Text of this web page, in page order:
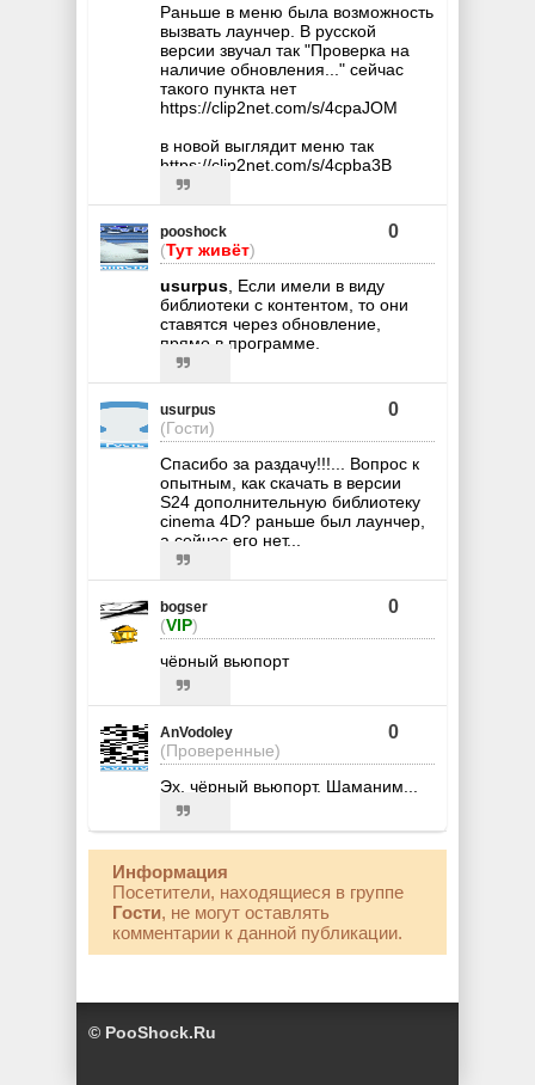
Раньше в меню была возможность
вызвать лаунчер. В русской
версии звучал так "Проверка на
наличие обновления..." сейчас
такого пункта нет
https://clip2net.com/s/4cpaJOM
в новой выглядит меню так
https://clip2net.com/s/4cpba3B
pooshock
(Тут живёт)
0
usurpus , Если имели в виду
библиотеки с контентом, то они
ставятся через обновление,
прямо в программе.
usurpus
(Гости)
0
Спасибо за раздачу!!!... Вопрос к
опытным, как скачать в версии
S24 дополнительную библиотеку
cinema 4D? раньше был лаунчер,
а сейчас его нет...
bogser
(VIP)
0
чёрный вьюпорт
AnVodoley
(Проверенные)
0
Эх, чёрный вьюпорт. Шаманим...
Информация
Посетители, находящиеся в группе
Гости, не могут оставлять
комментарии к данной публикации.
© PooShock.Ru